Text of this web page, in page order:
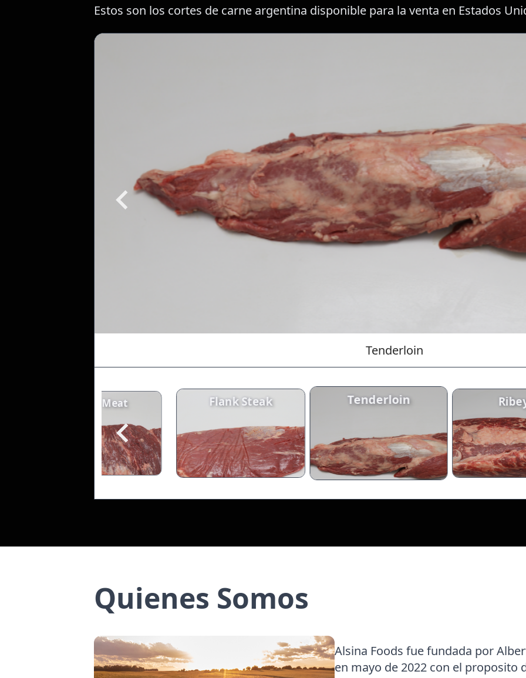
Estos son los cortes de carne argentina disponible para la venta en Estados
Tenderloin
Flap Meat Flank Steak Tenderloin
1
Quienes Somos
Alsina Foods fue fundada por
en mayo de 2022 con el proposito